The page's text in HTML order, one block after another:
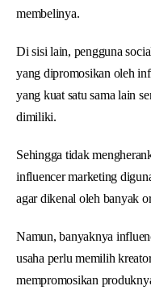
membelinya.
Di sisi lain, pengguna
yang dipromosikan oleh
yang kuat satu sama lain
dimiliki.
Sehingga tidak
influencer marketing
agar dikenal oleh banyak
Namun, banyaknya
usaha perlu memilih
mempromosikan